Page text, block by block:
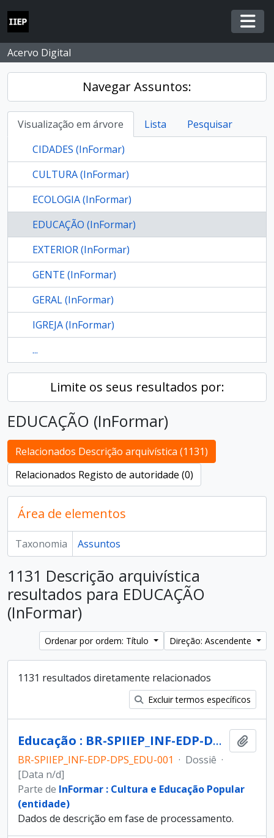
Skip to main content
Acervo Digital
Navegar Assuntos:
Visualização em árvore Lista
Pesquisar
CIDADES (InFormar)
CULTURA (InFormar)
ECOLOGIA (InFormar)
EDUCAÇÃO (InFormar)
EXTERIOR (InFormar)
GENTE (InFormar)
GERAL (InFormar)
IGREJA (InFormar)
...
Limite os seus resultados por:
EDUCAÇÃO (InFormar)
Relacionados Descrição arquivística (1131)
Relacionados Registo de autoridade (0)
Área de elementos
Taxonomia Assuntos
1131 Descrição arquivística
resultados para EDUCAÇÃO
(InFormar)
Ordenar por ordem: Título Direção: Ascendente
1131 resultados diretamente relacionados
Excluir termos específicos
Educação : BR-SPIIEP_INF-EDP-DPS_EDU-001 [dossiê]
BR-SPIIEP_INF-EDP-DPS_EDU-001 · Dossiê ·
[Data n/d]
Parte de InFormar : Cultura e Educação Popular
(entidade)
Dados de descrição em fase de processamento.